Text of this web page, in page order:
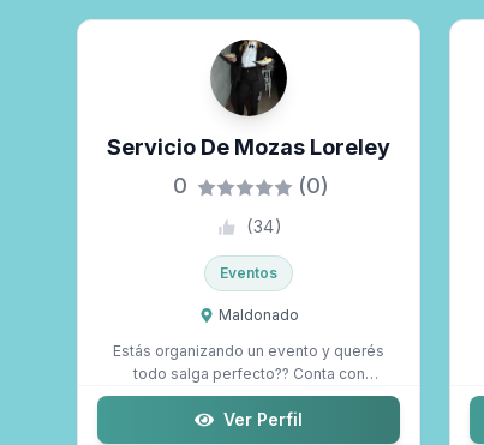
Servicio De Mozas Loreley
0
(0)
(34)
Eventos
Maldonado
Estás organizando un evento y querés
todo salga perfecto?? Conta con
nuestro ser...
Ver Perfil